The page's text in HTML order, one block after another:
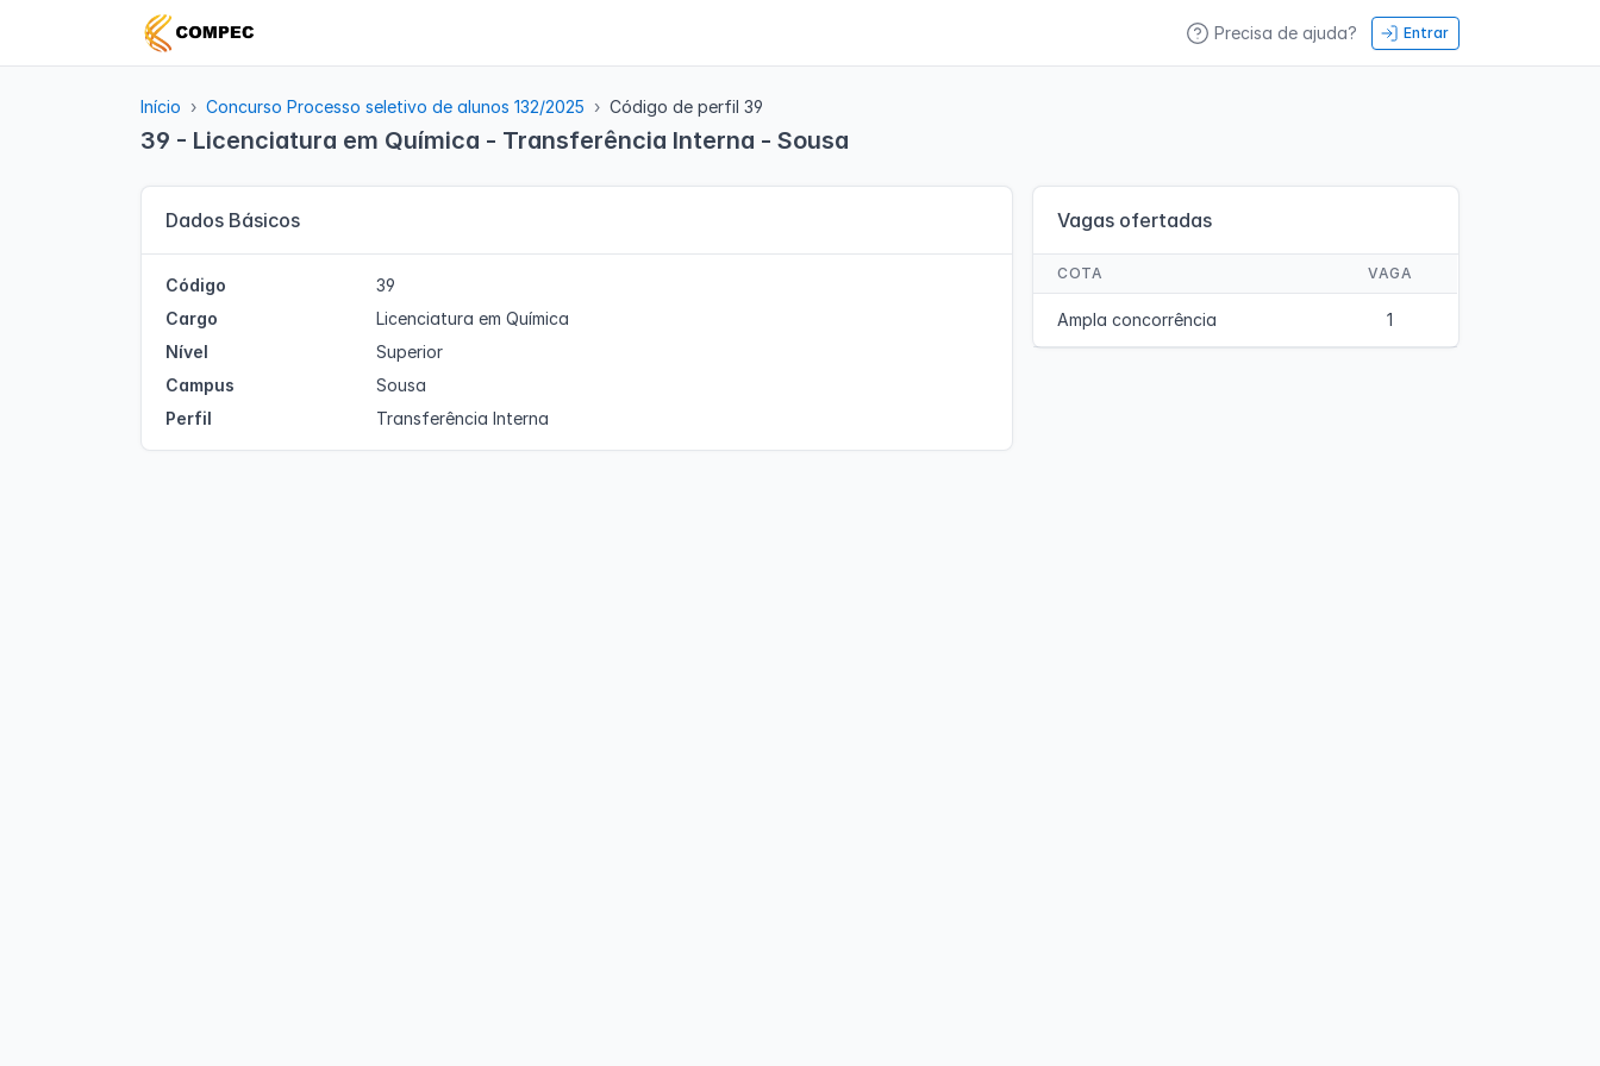
Entrar
Precisa de ajuda?
Início Concurso Processo seletivo de alunos 132/2025 Código de perfil 39
39 - Licenciatura em Química - Transferência Interna - Sousa
Dados Básicos
Código
39
Cargo
Licenciatura em Química
Nível
Superior
Campus
Sousa
Perfil
Transferência Interna
Vagas ofertadas
COTA VAGA
Ampla concorrência 1